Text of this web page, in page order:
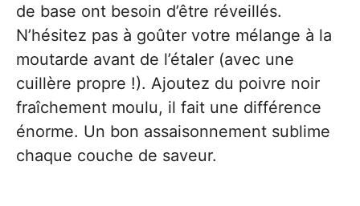
de base ont besoin d’être réveillés.
N’hésitez pas à goûter votre mélange à la
moutarde avant de l’étaler (avec une
cuillère propre !). Ajoutez du poivre noir
fraîchement moulu, il fait une différence
énorme. Un bon assaisonnement sublime
chaque couche de saveur.